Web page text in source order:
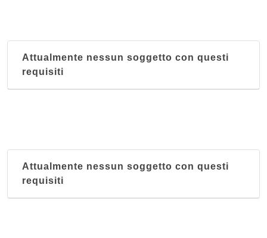
Kilimangiaro
Mar Rosso
via Marco Aurelio 8, Milano
Attualmente nessun soggetto con questi
requisiti
Attualmente nessun soggetto con questi
requisiti